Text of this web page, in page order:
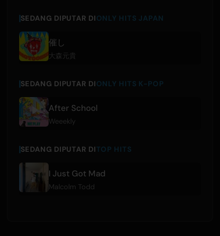
SEDANG DIPUTAR DIONLY HITS JAPAN
催し
大森元貴
SEDANG DIPUTAR DIONLY HITS K-POP
After School
Weeekly
SEDANG DIPUTAR DITOP HITS
I Just Got Mad
Malcolm Todd